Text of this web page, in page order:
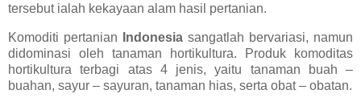
tersebut ialah kekayaan alam hasil pertanian.
Komoditi pertanian Indonesia sangatlah bervariasi, namun
didominasi oleh tanaman hortikultura. Produk komoditas
hortikultura terbagi atas 4 jenis, yaitu tanaman buah –
buahan, sayur – sayuran, tanaman hias, serta obat – obatan.